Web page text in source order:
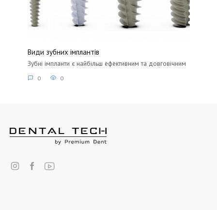
Види зубних імплантів
Зубні імпланти є найбільш ефективним та довговічним
0 0